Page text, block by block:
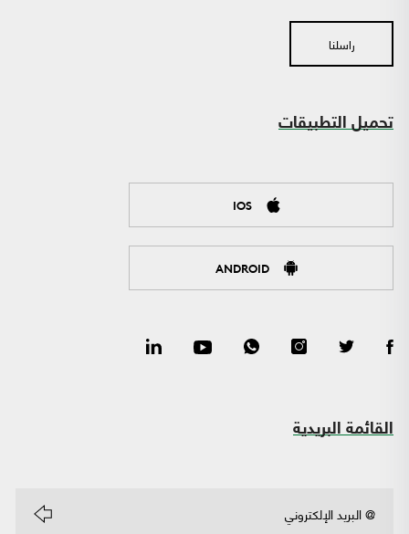
راسلنا
تحميل التطبيقات
IOS
ANDROID
القائمة البريدية